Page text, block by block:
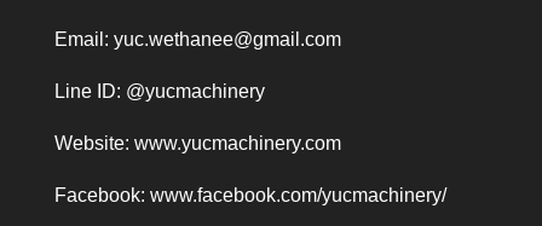
Email: yuc.wethanee@gmail.com
Line ID: @yucmachinery
Website: www.yucmachinery.com
Facebook: www.facebook.com/yucmachinery/